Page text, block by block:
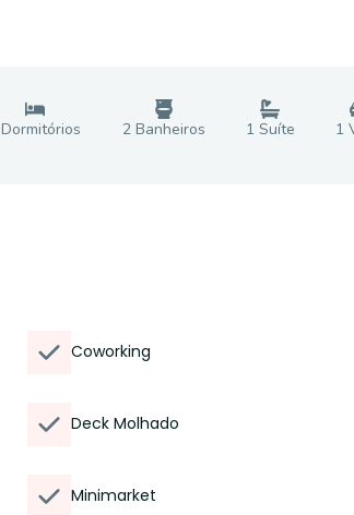
Dormitórios 2Banheiros 1 Suíte 1
Coworking
Deck Molhado
Minimarket